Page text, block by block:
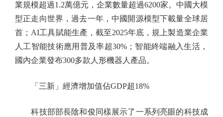
業規模超過1.2萬億元，企業數量超過6200家。中國大模
型正走向世界，過去一年，中國開源模型下載量全球居
首；AI工具賦能生產，截至2025年底，規上製造業企業
人工智能技術應用普及率超30%；智能終端融入生活，
國內企業發布300多款人形機器人產品。
「三新」經濟增加值佔GDP超18%
科技部部長陰和俊同樣展示了一系列亮眼的科技成